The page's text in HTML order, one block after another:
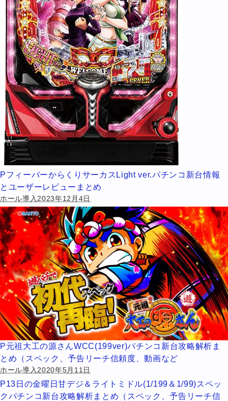
PフィーバーからくりサーカスLight ver.パチンコ新台情報
とユーザーレビューまとめ
ホール導入2023年12月4日
P元祖大工の源さんWCC(199ver)パチンコ新台攻略解析ま
とめ（スペック、予告リーチ信頼度、動画など
ホール導入2020年5月11日
P13日の金曜日甘デジ＆ライトミドル(1/199＆1/99)スペッ
クパチンコ新台攻略解析まとめ（スペック、予告リーチ信